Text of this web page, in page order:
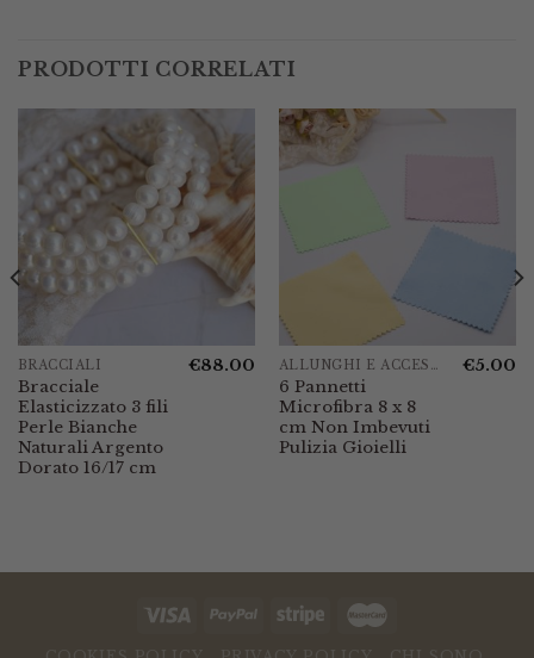
PRODOTTI CORRELATI
BRACCIALI
Bracciale
Elasticizzato 3 fili
Perle Bianche
Naturali Argento
Dorato 16/17 cm
€88.00 ALLUNGHI E ACCESSORI
6 Pannetti
Microfibra 8 x 8
cm Non Imbevuti
Pulizia Gioielli
€5.00